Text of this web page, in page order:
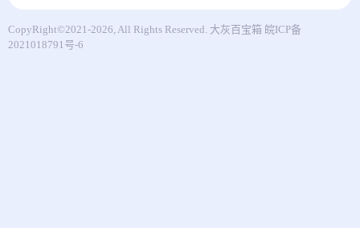
CopyRight©2021-2026, All Rights Reserved. 大灰百宝箱 皖ICP备
2021018791号-6